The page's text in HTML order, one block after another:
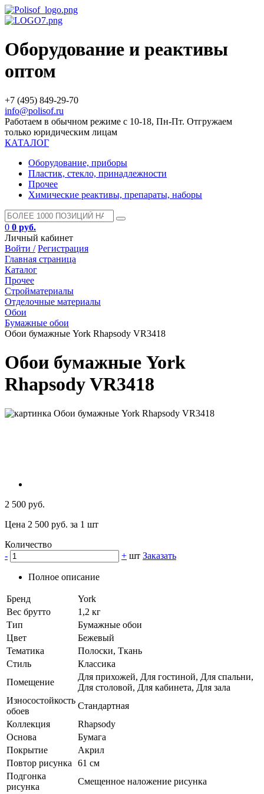
Оборудование и реактивы
оптом
+7 (495) 849-29-70
info@polisof.ru
Работаем в обычном режиме с 10-18, Пн-Пт. Отгружаем
только юридическим лицам
КАТАЛОГ
Оборудование, приборы
Пластик, стекло, принадлежности
Прочее
Химические реактивы, препараты, наборы
0 0 руб.
Личный кабинет
Войти / Регистрация
Главная страница
Каталог
Прочее
Стройматериалы
Отделочные материалы
Обои
Бумажные обои
Обои бумажные York Rhapsody VR3418
Обои бумажные York
Rhapsody VR3418
2 500 руб.
Цена 2 500 руб. за 1 шт
Количество
-
+ шт Заказать
Полное описание
Бренд
York
Вес брутто
1,2 кг
Тип
Бумажные обои
Цвет
Бежевый
Тематика
Полоски, Ткань
Стиль
Классика
Помещение
Для прихожей, Для гостиной, Для спальни,
Для столовой, Для кабинета, Для зала
Износостойкость
обоев
Стандартная
Коллекция
Rhapsody
Основа
Бумага
Покрытие
Акрил
Повтор рисунка
61 см
Подгонка
рисунка
Смещенное наложение рисунка